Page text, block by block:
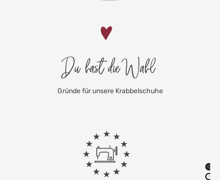
Du hast die Wahl
Gründe für unsere Krabbelschuhe